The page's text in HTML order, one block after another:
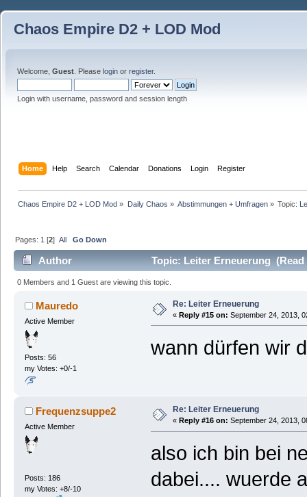
Chaos Empire D2 + LOD Mod
Welcome, Guest . Please login or register.
Login with username, password and session length
Home Help Search Calendar Donations Login Register
Chaos Empire D2 + LOD Mod » Daily Chaos » Abstimmungen + Umfragen» Topic:
Pages: 1 [2]All Go Down
Author Topic: Leiter Erneuerung (Read
0 Members and 1 Guest are viewing this topic.
Mauredo
Active Member
Posts: 56
my Votes: +0/-1
Re: Leiter Erneuerung
« Reply #15 on: September 24, 2013,
wann dürfen wir
Frequenzsuppe2
Active Member
Posts: 186
my Votes: +8/-10
Re: Leiter Erneuerung
« Reply #16 on: September 24, 2013,
also ich bin bei
dabei.... wuerde